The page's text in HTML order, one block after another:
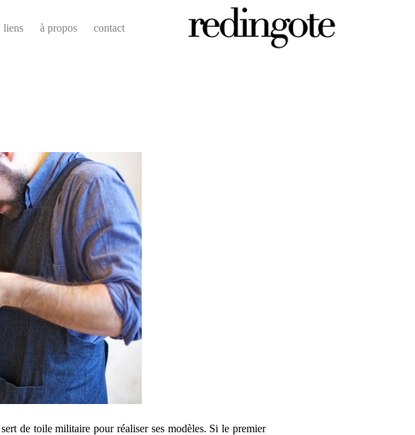
liens à propos contact
de toile militaire pour réaliser ses modèles. Si le premier